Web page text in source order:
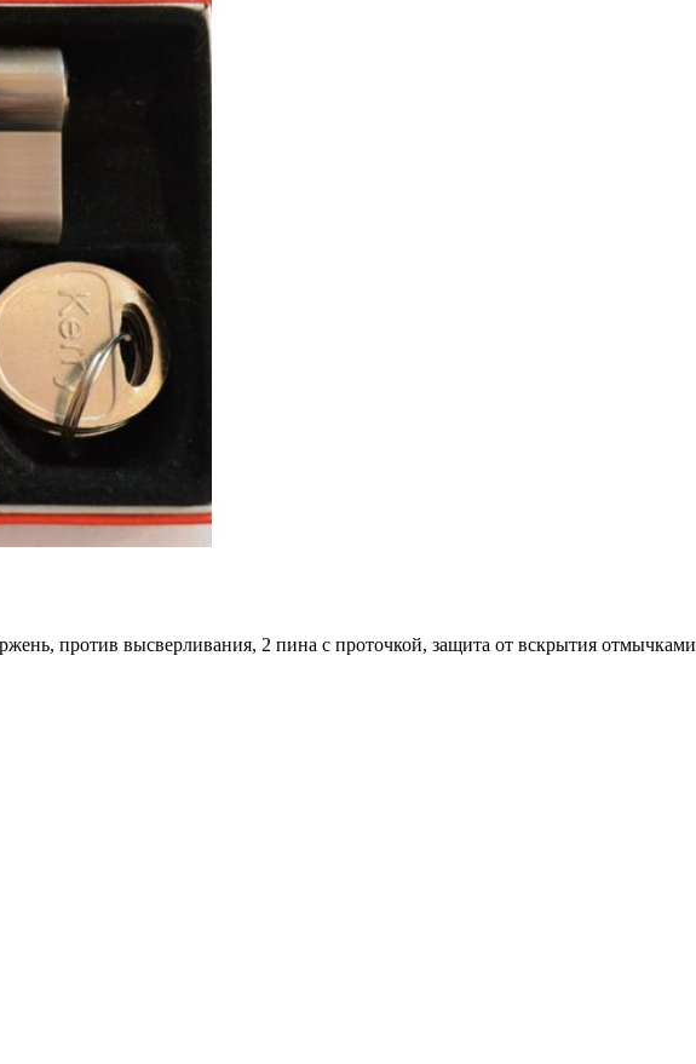
против высверливания, 2 пина с проточкой, защита от вскрытия отмычками